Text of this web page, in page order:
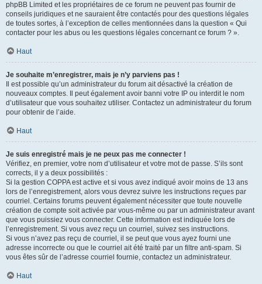
phpBB Limited et les propriétaires de ce forum ne peuvent pas fournir de
conseils juridiques et ne sauraient être contactés pour des questions légales
de toutes sortes, à l’exception de celles mentionnées dans la question « Qui
contacter pour les abus ou les questions légales concernant ce forum ? ».
Haut
Je souhaite m’enregistrer, mais je n’y parviens pas !
Il est possible qu’un administrateur du forum ait désactivé la création de
nouveaux comptes. Il peut également avoir banni votre IP ou interdit le nom
d’utilisateur que vous souhaitez utiliser. Contactez un administrateur du forum
pour obtenir de l’aide.
Haut
Je suis enregistré mais je ne peux pas me connecter !
Vérifiez, en premier, votre nom d’utilisateur et votre mot de passe. S’ils sont
corrects, il y a deux possibilités :
Si la gestion COPPA est active et si vous avez indiqué avoir moins de 13 ans
lors de l’enregistrement, alors vous devrez suivre les instructions reçues par
courriel. Certains forums peuvent également nécessiter que toute nouvelle
création de compte soit activée par vous-même ou par un administrateur avant
que vous puissiez vous connecter. Cette information est indiquée lors de
l’enregistrement. Si vous avez reçu un courriel, suivez ses instructions.
Si vous n’avez pas reçu de courriel, il se peut que vous ayez fourni une
adresse incorrecte ou que le courriel ait été traité par un filtre anti-spam. Si
vous êtes sûr de l’adresse courriel fournie, contactez un administrateur.
Haut